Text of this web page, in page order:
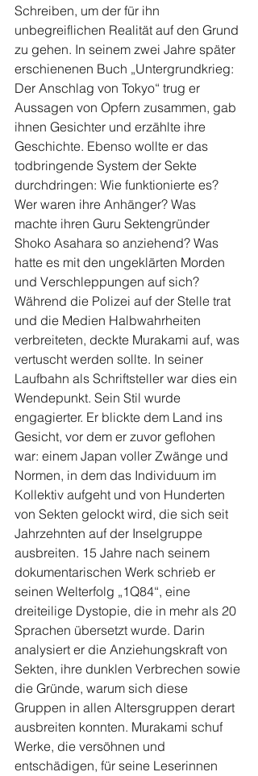
Schreiben, um der für ihn
unbegreiflichen Realität auf den Grund
zu gehen. In seinem zwei Jahre später
erschienenen Buch „Untergrundkrieg:
Der Anschlag von Tokyo“ trug er
Aussagen von Opfern zusammen, gab
ihnen Gesichter und erzählte ihre
Geschichte. Ebenso wollte er das
todbringende System der Sekte
durchdringen: Wie funktionierte es?
Wer waren ihre Anhänger? Was
machte ihren Guru Sektengründer
Shoko Asahara so anziehend? Was
hatte es mit den ungeklärten Morden
und Verschleppungen auf sich?
Während die Polizei auf der Stelle trat
und die Medien Halbwahrheiten
verbreiteten, deckte Murakami auf, was
vertuscht werden sollte. In seiner
Laufbahn als Schriftsteller war dies ein
Wendepunkt. Sein Stil wurde
engagierter. Er blickte dem Land ins
Gesicht, vor dem er zuvor geflohen
war: einem Japan voller Zwänge und
Normen, in dem das Individuum im
Kollektiv aufgeht und von Hunderten
von Sekten gelockt wird, die sich seit
Jahrzehnten auf der Inselgruppe
ausbreiten. 15 Jahre nach seinem
dokumentarischen Werk schrieb er
seinen Welterfolg „1Q84“, eine
dreiteilige Dystopie, die in mehr als 20
Sprachen übersetzt wurde. Darin
analysiert er die Anziehungskraft von
Sekten, ihre dunklen Verbrechen sowie
die Gründe, warum sich diese
Gruppen in allen Altersgruppen derart
ausbreiten konnten. Murakami schuf
Werke, die versöhnen und
entschädigen, für seine Leserinnen